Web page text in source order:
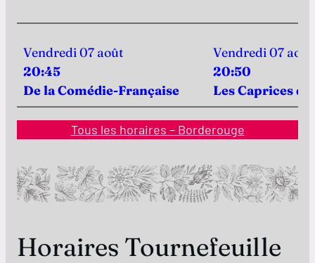
Vendredi 07 août
20:45
De la Comédie-Française
Vendredi 07 août
20:50
Les Caprices
Tous les horaires – Borderouge
Horaires Tournefeuille